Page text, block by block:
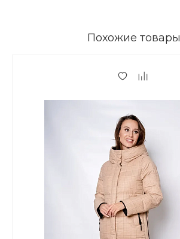
Похожие товары